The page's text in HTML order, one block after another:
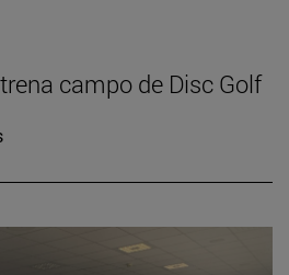
campo de Disc Golf